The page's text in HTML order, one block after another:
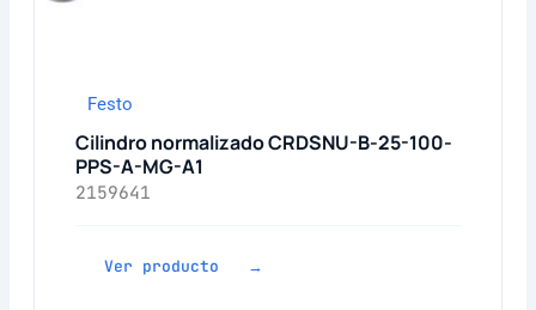
Festo
Cilindro normalizado CRDSNU-B-25-100-
PPS-A-MG-A1
2159641
Ver producto →